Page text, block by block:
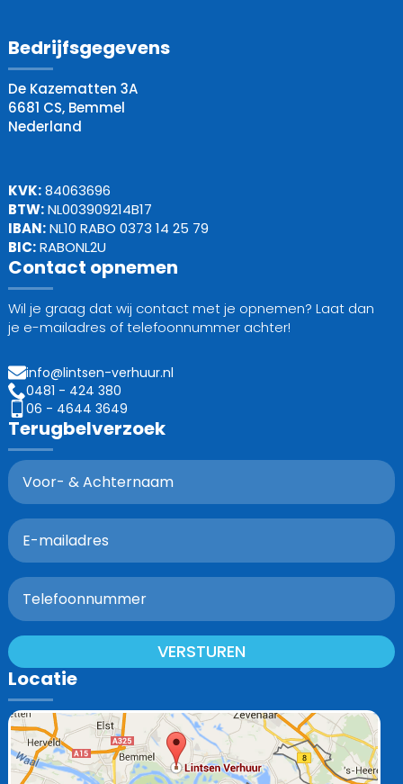
Bedrijfsgegevens
De Kazematten 3A
6681 CS, Bemmel
Nederland
KVK:84063696
BTW:NL003909214B17
IBAN:NL10 RABO 0373 14 25 79
BIC:RABONL2U
Contact opnemen
Wil je graag dat wij contact met je opnemen? Laat dan
je e-mailadres of telefoonnummer achter!
info@lintsen-verhuur.nl
0481 - 424 380
06 - 4644 3649
Terugbelverzoek
VERSTUREN
Locatie